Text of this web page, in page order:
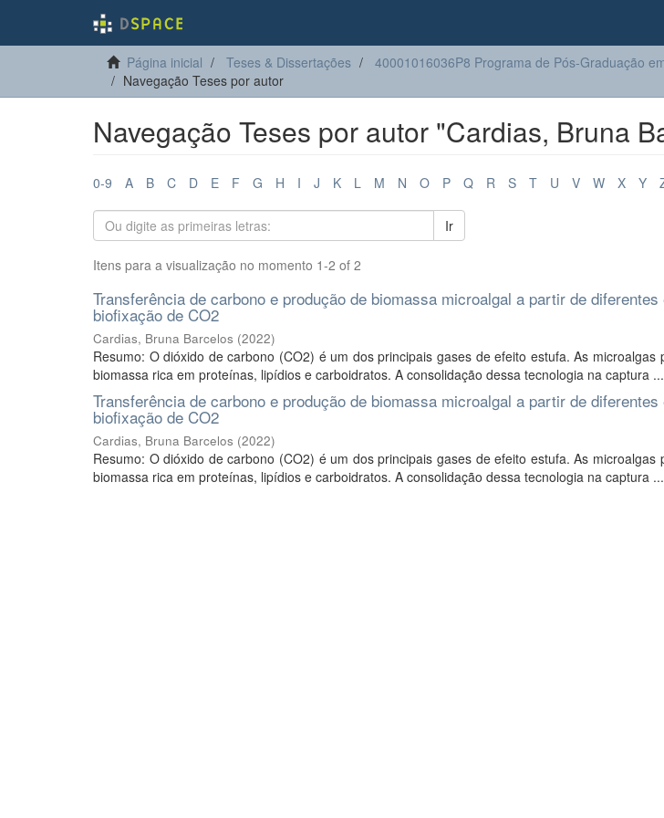
Página inicial Teses & Dissertações 40001016036P8 Programa de Pós-Graduação
Navegação Teses por autor
Navegação Teses por autor "Cardias, Bruna
0-9 A B C D E F G H I J K L M N O P Q R S T U V W X Y
Ir
Itens para a visualização no momento 1-2 of 2
Transferência de carbono e produção de biomassa microalgal a partir de
biofixação de CO2
Cardias, Bruna Barcelos (2022)
Resumo: O dióxido de carbono (CO2) é um dos principais gases de efeito estufa. As
biomassa rica em proteínas, lipídios e carboidratos. A consolidação dessa tecnologia na captura ...
Transferência de carbono e produção de biomassa microalgal a partir de
biofixação de CO2
Cardias, Bruna Barcelos (2022)
Resumo: O dióxido de carbono (CO2) é um dos principais gases de efeito estufa. As
biomassa rica em proteínas, lipídios e carboidratos. A consolidação dessa tecnologia na captura ...